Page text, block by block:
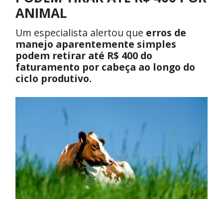
ANIMAL
Um especialista alertou que erros de
manejo aparentemente simples
podem retirar até R$ 400 do
faturamento por cabeça ao longo do
ciclo produtivo.